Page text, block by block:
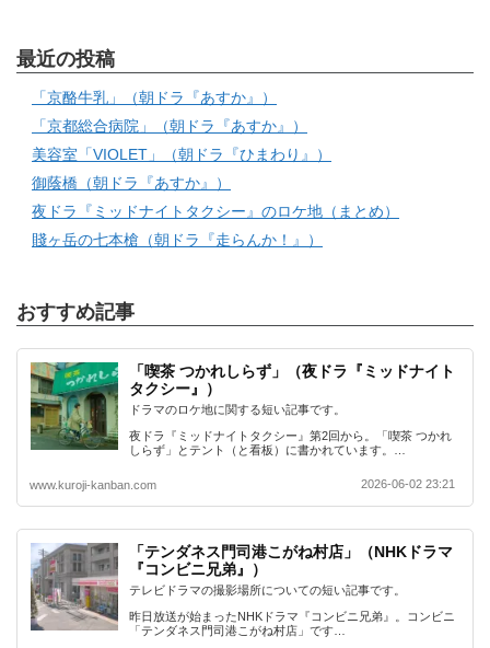
最近の投稿
「京酪牛乳」（朝ドラ『あすか』）
「京都総合病院」（朝ドラ『あすか』）
美容室「VIOLET」（朝ドラ『ひまわり』）
御蔭橋（朝ドラ『あすか』）
夜ドラ『ミッドナイトタクシー』のロケ地（まとめ）
賤ヶ岳の七本槍（朝ドラ『走らんか！』）
おすすめ記事
「喫茶 つかれしらず」（夜ドラ『ミッドナイト
タクシー』）
ドラマのロケ地に関する短い記事です。
夜ドラ『ミッドナイトタクシー』第2回から。「喫茶 つかれ
しらず」とテント（と看板）に書かれています。…
www.kuroji-kanban.com 2026-06-02 23:21
「テンダネス門司港こがね村店」（NHKドラマ
『コンビニ兄弟』）
テレビドラマの撮影場所についての短い記事です。
昨日放送が始まったNHKドラマ『コンビニ兄弟』。コンビニ
「テンダネス門司港こがね村店」です…